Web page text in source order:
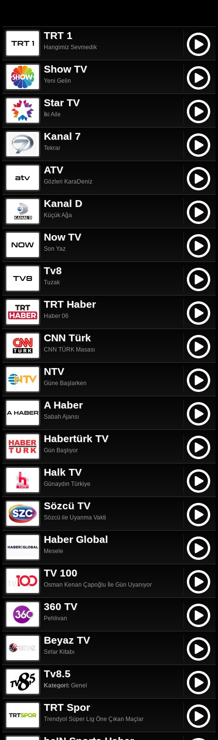
TRT 1
Hangimiz Sevmedik
Show TV
Yeni Gelin
Star TV
İki Aile
Kanal 7
Tekrar
ATV
Gözleri KaraDeniz
Kanal D
Küçük Ağa
Now TV
Son Yaz
Tv8
Tuzak
TRT Haber
Haber 06
CNN Türk
CNN TÜRK Masası
NTV
Güne Başlarken
A Haber
Sabah Ajansı
Habertürk TV
Gün Başlıyor
Halk TV
Günaydın Türkiye
Sözcü TV
Sözcü ile Uyanma Vakti
Haber Global
Mesele
TV 100
Osman Kenan Çapoğlu İle Gün Uyanıyor
360 TV
Pehlivan
Beyaz TV
Sırlar Kitabı
Tv8.5
Kategori: Genel
TRT Spor
Trendyol Süper Lig Öne Çıkan Maçlar